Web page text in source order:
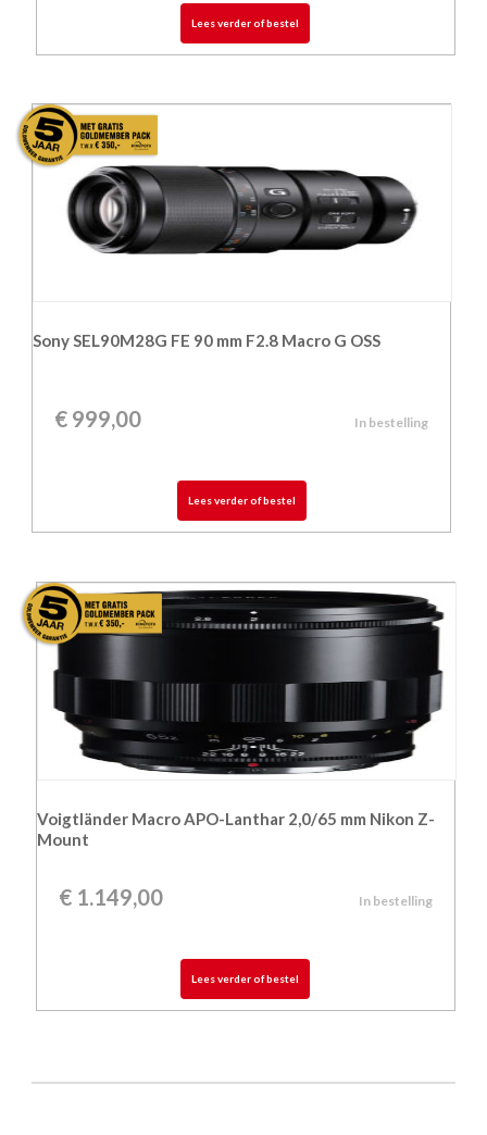
Lees verder of bestel
Sony SEL90M28G FE 90 mm F2.8 Macro G OSS
€ 999,00 In bestelling
Lees verder of bestel
Voigtländer Macro APO-Lanthar 2,0/65 mm Nikon Z-
Mount
€1.149,00 In bestelling
Lees verder of bestel